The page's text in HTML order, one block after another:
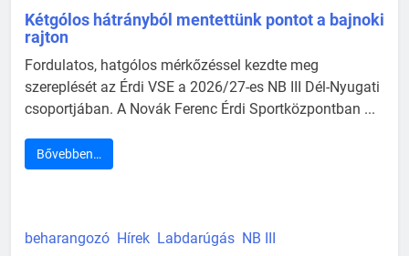
Kétgólos hátrányból mentettünk pontot a bajnoki
rajton
Fordulatos, hatgólos mérkőzéssel kezdte meg
szereplését az Érdi VSE a 2026/27-es NB III Dél-Nyugati
csoportjában. A Novák Ferenc Érdi Sportközpontban ...
Bővebben…
beharangozó Hírek Labdarúgás NB III